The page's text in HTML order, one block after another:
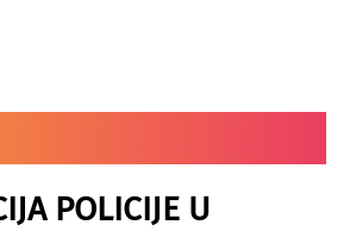
POLICIJE U